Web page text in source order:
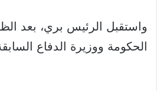
واستقبل الرئيس بري، بعد
الحكومة ووزيرة الدفاع